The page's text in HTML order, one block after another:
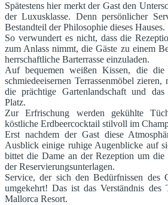
Spätestens hier merkt der Gast den
der Luxusklasse. Denn persönlicher
Bestandteil der Philosophie dieses Hauses.
So verwundert es nicht, dass die
zum Anlass nimmt, die Gäste zu einem
herrschaftliche Barterrasse einzuladen.
Auf bequemen weißen Kissen, die die
schmiedeeisernen Terrassenmöbel
die prächtige Gartenlandschaft und
Platz.
Zur Erfrischung werden gekühlte
köstliche Erdbeercocktail stilvoll im
Erst nachdem der Gast diese
Ausblick einige ruhige Augenblicke auf
bittet die Dame an der Rezeption um
der Reservierungsunterlagen.
Service, der sich den Bedürfnissen des
umgekehrt! Das ist das Verständnis
Mallorca Resort.